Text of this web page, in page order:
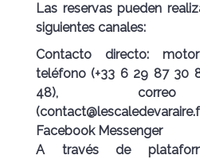
Las reservas pueden
siguientes canales:
Contacto directo:motor
teléfono (+33 6 29 87 30
48), correo
Facebook Messenger
A través de